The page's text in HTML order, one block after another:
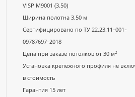
VISP M9001 (3.50)
Ширина полотна 3.50 м
Сертифицировано по ТУ 22.23.11-001-
09787697-2018
Цена при заказе потолков от 30 м2
Установка крепежного профиля не
в стоимость
Гарантия 15 лет